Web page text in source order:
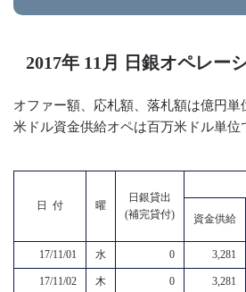
2017年 11月 日銀オペレー
オファー額、応札額、落札額は億円単
米ドル資金供給オペは百万米ドル単位
日 付 曜
日銀貸出
(補完貸付)
資金供給
17/11/01 水 0 3,281
17/11/02 木 0 3,281